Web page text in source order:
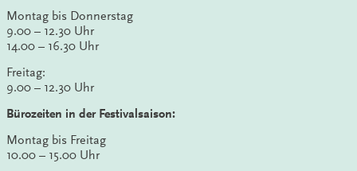
Montag bis Donnerstag
9.00 – 12.30 Uhr
14.00 – 16.30 Uhr
Freitag:
9.00 – 12.30 Uhr
Bürozeiten in der Festivalsaison:
Montag bis Freitag
10.00 – 15.00 Uhr